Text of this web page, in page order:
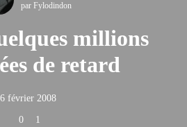
par Fylodindon
millions
de retard
6 février 2008
0 1